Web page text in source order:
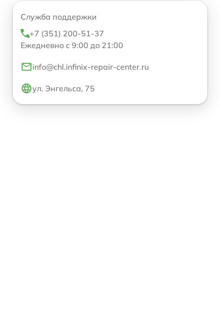
Служба поддержки
+7 (351) 200-51-37
Ежедневно с 9:00 до 21:00
info@chl.infinix-repair-center.ru
ул. Энгельса, 75